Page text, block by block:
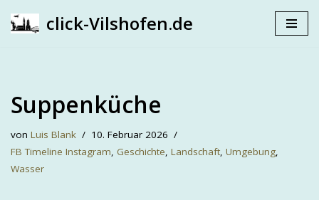
click-Vilshofen.de
Suppenküche
von Luis Blank
10. Februar 2026
FB Timeline Instagram, Geschichte, Landschaft, Umgebung,
Wasser